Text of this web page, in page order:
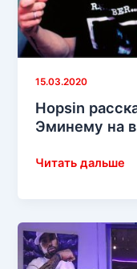
15.03.2020
Hopsin
Эминему на
Hopsin
своей
симпатии
к
Читать дальше